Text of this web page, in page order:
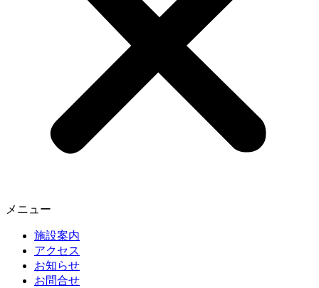
メニュー
施設案内
アクセス
お知らせ
お問合せ